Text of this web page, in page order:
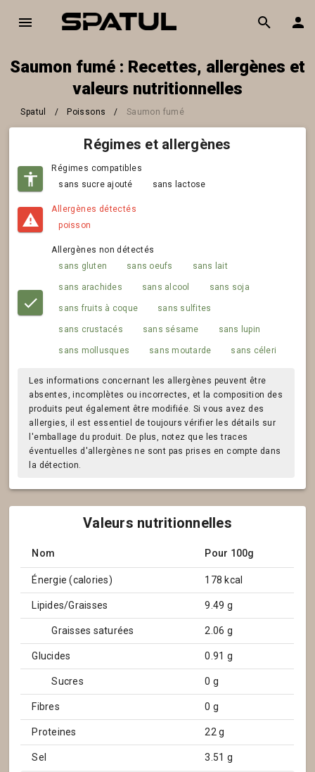
Saumon fumé : Recettes, allergènes et
valeurs nutritionnelles
Spatul / Poissons / Saumon fumé
Régimes et allergènes
Régimes compatibles
sans sucre ajouté
sans lactose
Allergènes détectés
poisson
Allergènes non détectés
sans gluten
sans oeufs sans lait
sans arachides sans alcool sans soja
sans fruits à coque sans sulfites
sans crustacés sans sésame sans lupin
sans mollusques sans moutarde sans céleri
Les informations concernant les allergènes peuvent être
absentes, incomplètes ou incorrectes, et la composition des
produits peut également être modifiée. Si vous avez des
allergies, il est essentiel de toujours vérifier les détails sur
l'emballage du produit. De plus, notez que les traces
éventuelles d'allergènes ne sont pas prises en compte dans
la détection.
Valeurs nutritionnelles
Nom Pour 100g
Énergie (calories) 178 kcal
Lipides/Graisses 9.49 g
Graisses saturées 2.06 g
Glucides 0.91 g
Sucres 0 g
Fibres 0 g
Proteines 22 g
Sel 3.51 g